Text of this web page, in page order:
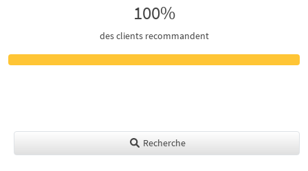
100%
des clients recommandent
Recherche